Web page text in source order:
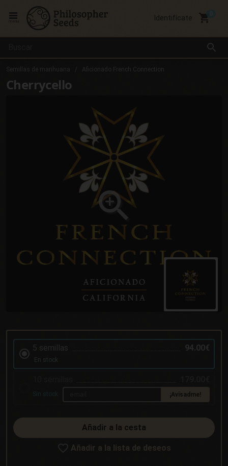
search
Identifícate local_grocery_store
Semillas de marihuana Aficionado French Connection
Cherrycello
5 semillas 94.00€
En stock
Sin stock. ¡Avisadme!
Añadir a la cesta
Añadir a la lista de deseos